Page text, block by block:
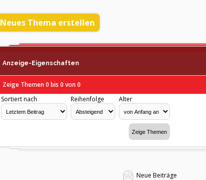
Neues Thema erstellen
Anzeige-Eigenschaften
Zeige Themen 0 bis 0 von 0
Sortiert nach
Reihenfolge Alter
Neue Beiträge